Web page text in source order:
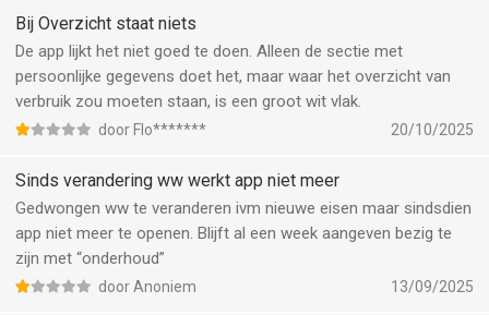
Bij Overzicht staat niets
De app lijkt het niet goed te doen. Alleen de sectie met
persoonlijke gegevens doet het, maar waar het overzicht van
verbruik zou moeten staan, is een groot wit vlak.
door Flo******* 20/10/2025
Sinds verandering ww werkt app niet meer
Gedwongen ww te veranderen ivm nieuwe eisen maar sindsdien
app niet meer te openen. Blijft al een week aangeven bezig te
zijn met “onderhoud”
door Anoniem 13/09/2025